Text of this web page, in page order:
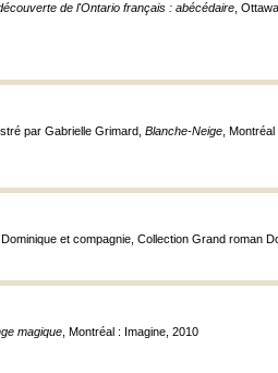
de l'Ontario français : abécédaire ,
par Gabrielle Grimard, Blanche-Neige ,
Dominique et compagnie, Collection Grand roman
magique , Montréal : Imagine, 2010